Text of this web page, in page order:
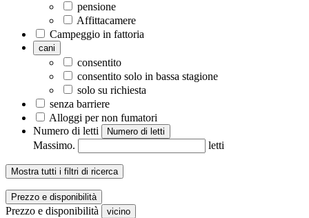
pensione
Affittacamere
Campeggio in fattoria
cani
consentito
consentito solo in bassa stagione
solo su richiesta
senza barriere
Alloggi per non fumatori
Numero di letti
Numero di letti
Massimo. letti
Mostra tutti i filtri di ricerca
Prezzo e disponibilità
Prezzo e disponibilità vicino